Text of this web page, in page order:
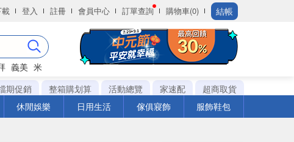
登入 註冊 會員中心 訂單查詢 購物車(0) 結帳
義美 米
期促銷 整箱購划算 活動總覽 家速配
超商取貨
休閒娛樂 日用生活 傢俱寢飾 服飾鞋包